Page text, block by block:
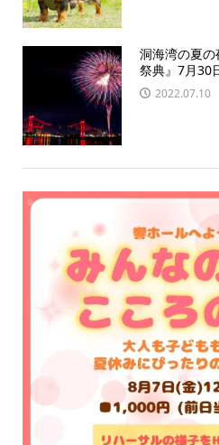
洞海湾の夏
祭典』7月30
2022.07.10